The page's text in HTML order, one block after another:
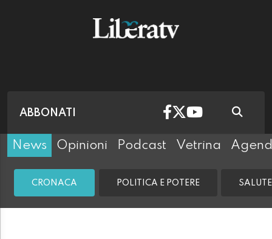
ABBONATI
News Opinioni Podcast Vetrina
CRONACA POLITICA E POTERE